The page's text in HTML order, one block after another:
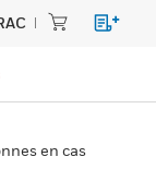
en cas